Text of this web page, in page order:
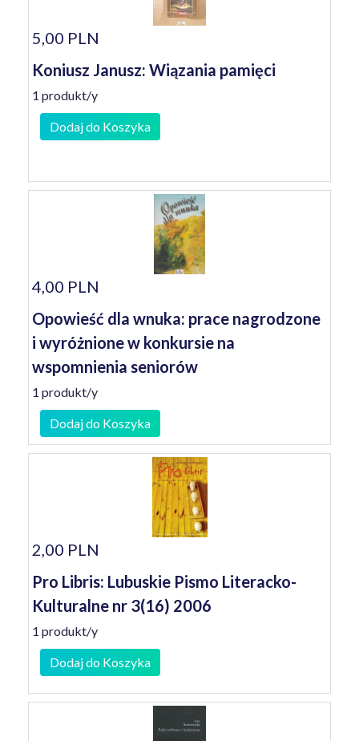
5,00 PLN
Koniusz Janusz: Wiązania pamięci
1 produkt/y
Dodaj do Koszyka
4,00 PLN
Opowieść dla wnuka: prace nagrodzone
i wyróżnione w konkursie na
wspomnienia seniorów
1 produkt/y
Dodaj do Koszyka
2,00 PLN
Pro Libris: Lubuskie Pismo Literacko-
Kulturalne nr 3(16) 2006
1 produkt/y
Dodaj do Koszyka